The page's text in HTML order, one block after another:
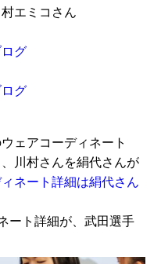
エミコさん
グ
グ
ェアコーディネート
川村さんを絹代さんが
ネート詳細は絹代さん
ート詳細が、武田選手